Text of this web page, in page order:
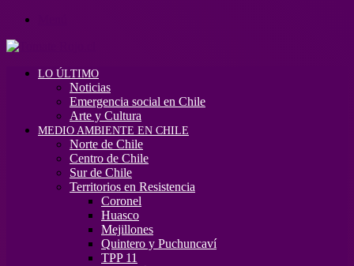
LO ÚLTIMO
Noticias
Emergencia social en Chile
Arte y Cultura
MEDIO AMBIENTE EN CHILE
Norte de Chile
Centro de Chile
Sur de Chile
Territorios en Resistencia
Coronel
Huasco
Mejillones
Quintero y Puchuncaví
TPP 11